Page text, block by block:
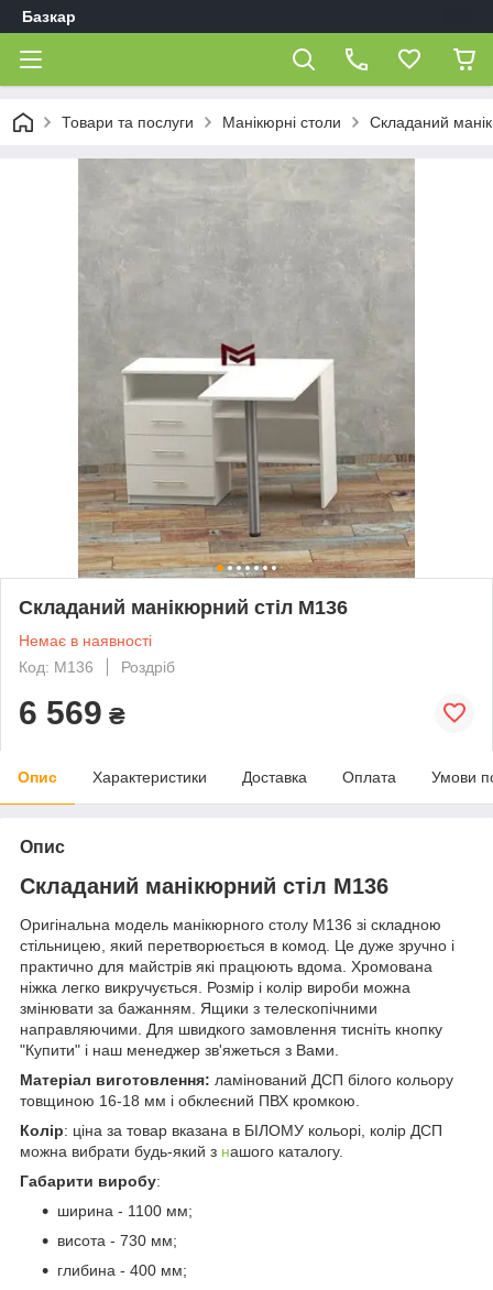
Базкар
Товари та послуги Манікюрні столи Складаний
Складаний манікюрний стіл М136
Немає в наявності
Код: M136
Роздріб
6 569 ₴
Опис Характеристики Доставка Оплата Умови
Опис
Складаний манікюрний стіл М136
Оригінальна модель манікюрного столу М136 зі складною
стільницею, який перетворюється в комод. Це дуже зручно і
практично для майстрів які працюють вдома. Хромована
ніжка легко викручується. Розмір і колір вироби можна
змінювати за бажанням. Ящики з телескопічними
направляючими. Для швидкого замовлення тисніть кнопку
"Купити" і наш менеджер зв'яжеться з Вами.
Матеріал виготовлення: ламінований ДСП білого кольору
товщиною 16-18 мм і обклеєний ПВХ кромкою.
Колір: ціна за товар вказана в БІЛОМУ кольорі, колір ДСП
можна вибрати будь-який з нашого каталогу.
Габарити виробу:
ширина - 1100 мм;
висота - 730 мм;
глибина - 400 мм;